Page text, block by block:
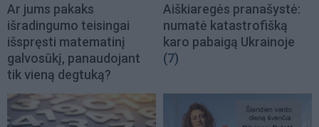
Ar jums pakaks
išradingumo teisingai
išspręsti matematinį
galvosūkį, panaudojant
tik vieną degtuką?
Aiškiaregės pranašystė:
numatė katastrofišką
karo pabaigą Ukrainoje
(7)